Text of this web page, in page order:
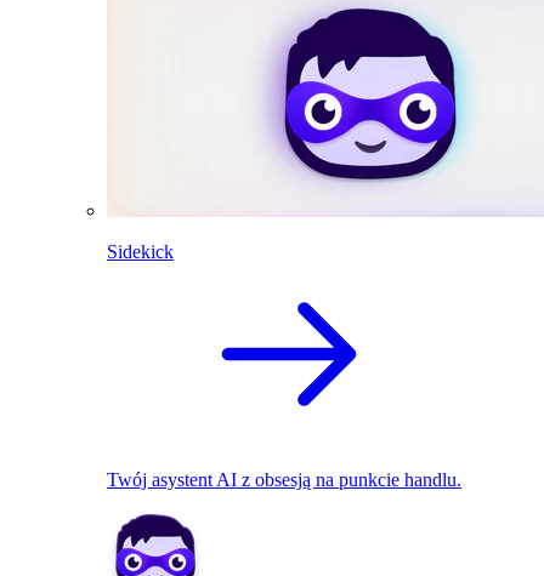
Sidekick
Twój asystent AI z obsesją na punkcie handlu.